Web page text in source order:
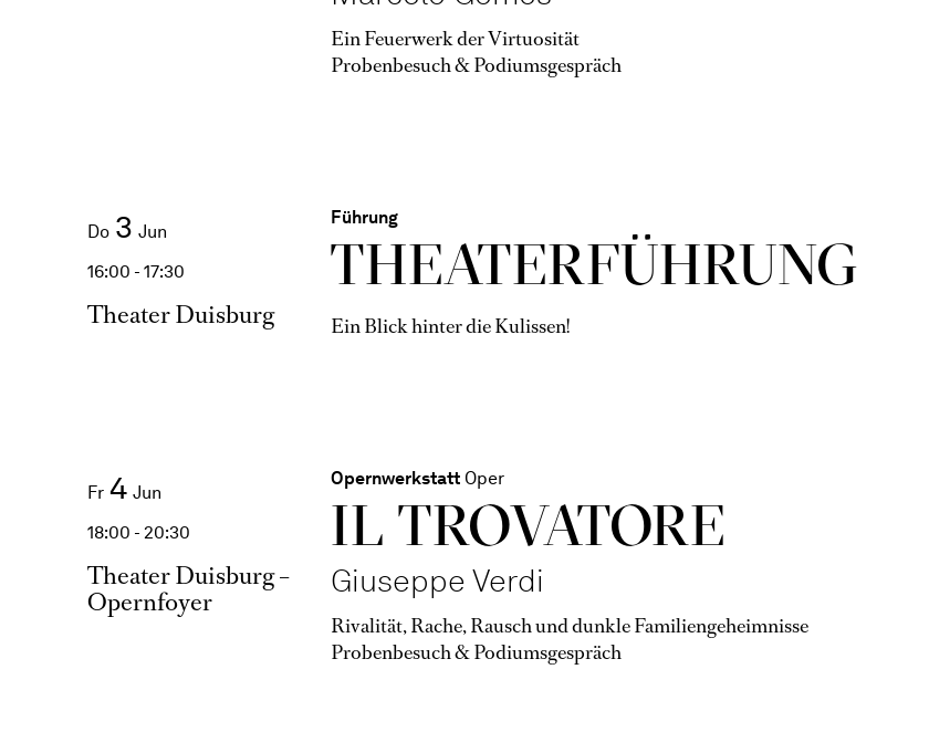
Ein Feuerwerk der Virtuosität
Probenbesuch & Podiumsgespräch
Do 3 Jun
16:00 - 17:30
Theater Duisburg
Führung
THEATER­FÜHR­UNG
Ein Blick hinter die Kulissen!
Fr 4 Jun
18:00 - 20:30
Theater Duisburg –
Opernfoyer
Opernwerkstatt Oper
IL TROVA­TORE
Giuseppe Verdi
Rivalität, Rache, Rausch und dunkle Familiengeheimnisse
Probenbesuch & Podiumsgespräch